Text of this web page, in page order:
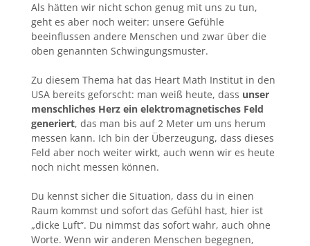
Als hätten wir nicht schon genug mit uns zu tun,
geht es aber noch weiter: unsere Gefühle
beeinflussen andere Menschen und zwar über die
oben genannten Schwingungsmuster.
Zu diesem Thema hat das Heart Math Institut in den
USA bereits geforscht: man weiß heute, dass unser
menschliches Herz ein elektromagnetisches Feld
generiert, das man bis auf 2 Meter um uns herum
messen kann. Ich bin der Überzeugung, dass dieses
Feld aber noch weiter wirkt, auch wenn wir es heute
noch nicht messen können.
Du kennst sicher die Situation, dass du in einen
Raum kommst und sofort das Gefühl hast, hier ist
„dicke Luft“. Du nimmst das sofort wahr, auch ohne
Worte. Wenn wir anderen Menschen begegnen,